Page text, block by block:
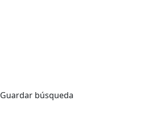
Guardar búsqueda